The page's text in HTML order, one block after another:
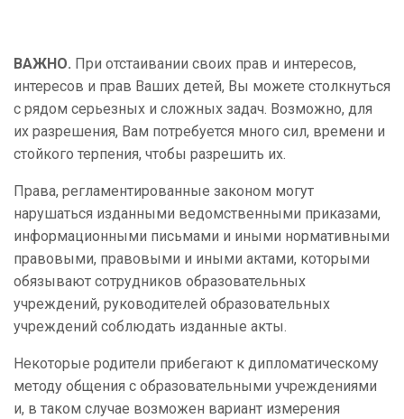
ВАЖНО. При отстаивании своих прав и интересов,
интересов и прав Ваших детей, Вы можете столкнуться
с рядом серьезных и сложных задач. Возможно, для
их разрешения, Вам потребуется много сил, времени и
стойкого терпения, чтобы разрешить их.
Права, регламентированные законом могут
нарушаться изданными ведомственными приказами,
информационными письмами и иными нормативными
правовыми, правовыми и иными актами, которыми
обязывают сотрудников образовательных
учреждений, руководителей образовательных
учреждений соблюдать изданные акты.
Некоторые родители прибегают к дипломатическому
методу общения с образовательными учреждениями
и, в таком случае возможен вариант измерения